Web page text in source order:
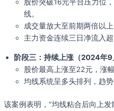
股价突破16元平台压力位
线。
成交量放大至前期两倍以
主力资金连续三日净流入超
阶段三：持续上涨（2024年9
股价最高上涨至22元，涨幅
均线系统呈多头排列，趋势
该案例表明，“均线粘合后向上